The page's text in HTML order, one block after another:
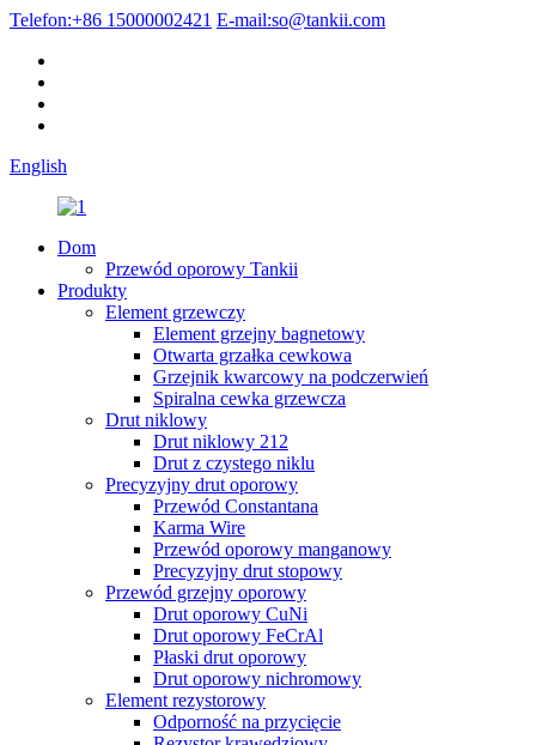
Telefon:+86 15000002421 E-mail:so@tankii.com
English
Dom
Przewód oporowy Tankii
Produkty
Element grzewczy
Element grzejny bagnetowy
Otwarta grzałka cewkowa
Grzejnik kwarcowy na podczerwień
Spiralna cewka grzewcza
Drut niklowy
Drut niklowy 212
Drut z czystego niklu
Precyzyjny drut oporowy
Przewód Constantana
Karma Wire
Przewód oporowy manganowy
Precyzyjny drut stopowy
Przewód grzejny oporowy
Drut oporowy CuNi
Drut oporowy FeCrAl
Płaski drut oporowy
Drut oporowy nichromowy
Element rezystorowy
Odporność na przycięcie